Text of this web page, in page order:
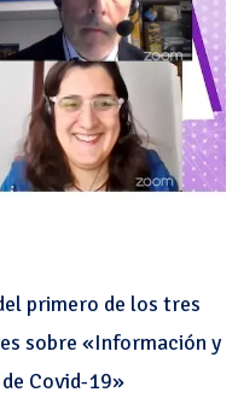
primero de los tres
sobre «Información y
Covid-19»